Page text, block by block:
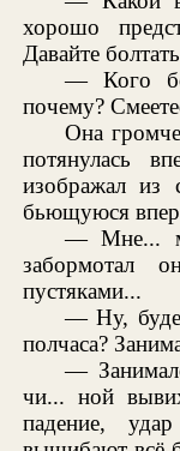
хорошо
Давайте
— Кого
почему?
Она
потянулась
изображал из
бьющуюся
— Мне...
забормотал
пустяками...
— Ну,
полчаса?
—
чи... ной
падение,